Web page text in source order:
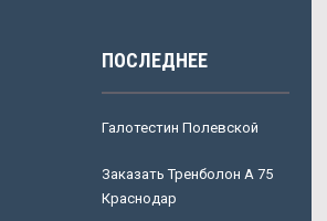
ПОСЛЕДНЕЕ
Галотестин Полевской
Заказать Тренболон A 75
Краснодар